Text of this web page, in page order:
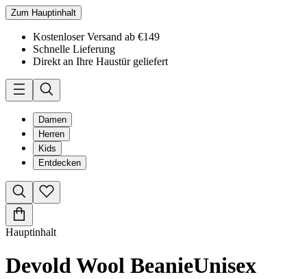
Zum Hauptinhalt
Kostenloser Versand ab €149
Schnelle Lieferung
Direkt an Ihre Haustür geliefert
Damen
Herren
Kids
Entdecken
Hauptinhalt
Devold Wool BeanieUnisex